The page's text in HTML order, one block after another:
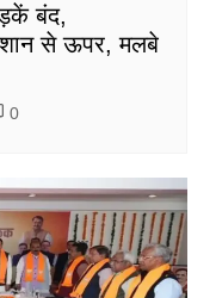
बंद,
से ऊपर, मलबे
0